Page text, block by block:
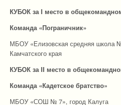
КУБОК за I место в
Команда «Пограничник»
МБОУ «Елизовская средняя школа
Камчатского края
КУБОК за II место в
Команда «Кадетское братство»
МБОУ «СОШ № 7», город Калуга